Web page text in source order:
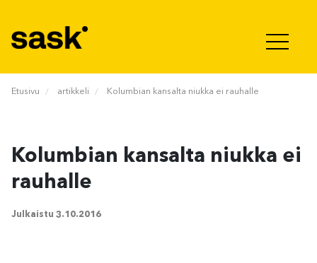
Etusivu artikkeli Kolumbian kansalta niukka ei rauhalle
Kolumbian kansalta niukka ei
rauhalle
Julkaistu 3.10.2016